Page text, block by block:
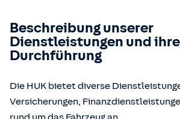
Beschreibung unserer
Dienstleistungen und
Durchführung
Die HUK bietet diverse
Versicherungen,